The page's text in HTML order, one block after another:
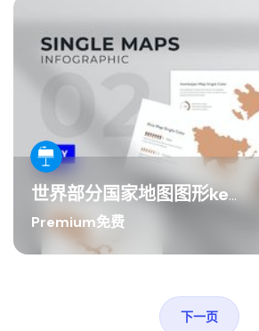
世界部分国家地图图形keynote模板
Premium免费
下一页